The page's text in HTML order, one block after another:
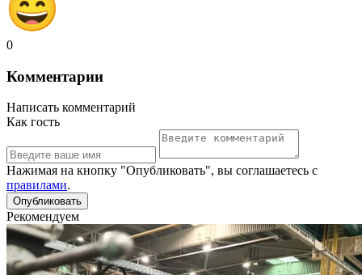
0
Комментарии
Написать комментарий
Как гость
Нажимая на кнопку "Опубликовать", вы соглашаетесь с
правилами.
Рекомендуем